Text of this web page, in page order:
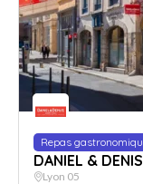
Repas
DANIEL &
Lyon 05